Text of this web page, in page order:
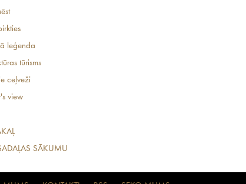
leģenda
tūrisms
ceļveži
view
SĀKUMU